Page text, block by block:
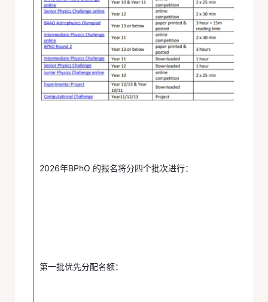
2026年BPhO 的报名将分四个批次进行：
第一批优先分配名额：